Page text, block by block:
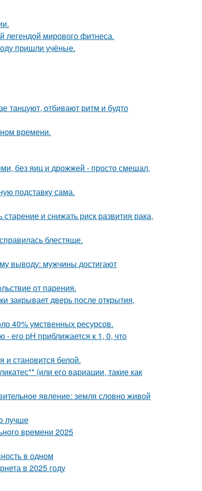
мирового фитнеса.
пришли учёные.
танцуют, отбивают ритм и будто
времени.
без яиц и дрожжей - просто смешал,
подставку сама.
и снижать риск развития рака,
блестяще.
выводу: мужчины достигают
от парения.
закрывает дверь после открытия,
40% умственных ресурсов.
- его pH приближается к 1, 0, что
и становится белой.
(или его вариации, такие как
явление: земля словно живой
лучше
времени 2025
в одном
в 2025 году